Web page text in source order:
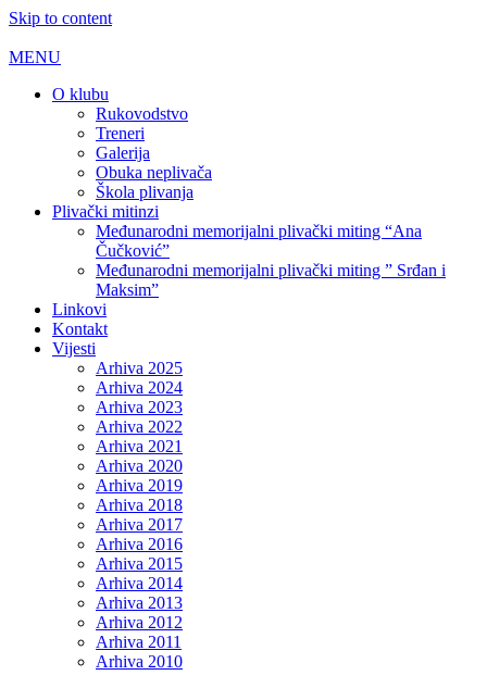
Skip to content
MENU
O klubu
Rukovodstvo
Treneri
Galerija
Obuka neplivača
Škola plivanja
Plivački mitinzi
Međunarodni memorijalni plivački miting “Ana
Čučković”
Međunarodni memorijalni plivački miting ” Srđan i
Maksim”
Linkovi
Kontakt
Vijesti
Arhiva 2025
Arhiva 2024
Arhiva 2023
Arhiva 2022
Arhiva 2021
Arhiva 2020
Arhiva 2019
Arhiva 2018
Arhiva 2017
Arhiva 2016
Arhiva 2015
Arhiva 2014
Arhiva 2013
Arhiva 2012
Arhiva 2011
Arhiva 2010